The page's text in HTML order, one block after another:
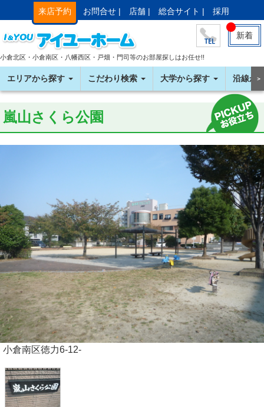
来店予約 お問合せ | 店舗 | 総合サイト | 採用
新着
小倉北区・小倉南区・八幡西区・戸畑・門司等のお部屋探しはお任せ!!
エリアから探す こだわり検索 大学から探す 沿線か＞
嵐山さくら公園
小倉南区徳力6-12-